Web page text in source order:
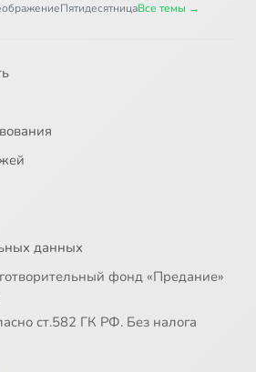
ПятидесятницаВсе темы →
данных
фонд «Предание»
ст.582 ГК РФ. Без налога